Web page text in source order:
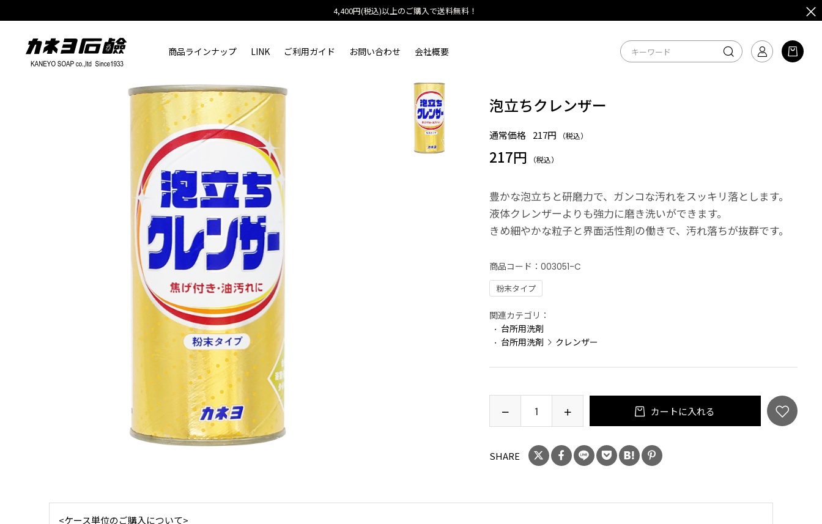
4,400円(税込)以上のご購入で送料無料！
商品ラインナップ LINK ご利用ガイド お問い合わせ 会社概要
泡立ちクレンザー
通常価格 217円 （税込）
217円 （税込）
豊かな泡立ちと研磨力で、ガンコな汚れをスッキリ落とします。
液体クレンザーよりも強力に磨き洗いができます。
きめ細やかな粒子と界面活性剤の働きで、汚れ落ちが抜群です。
商品コード：003051-C
粉末タイプ
関連カテゴリ：
台所用洗剤
台所用洗剤
クレンザー
カートに入れる
SHARE
<ケース単位のご購入について>